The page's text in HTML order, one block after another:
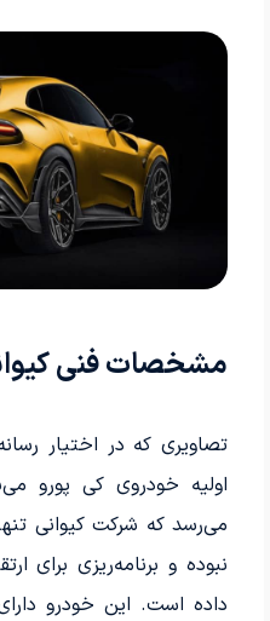
مشخصات فنی
تصاویری که در اختیار
اولیه خودروی کی پورو
می‌رسد که شرکت کیوانی
نبوده و برنامه‌ریزی برای